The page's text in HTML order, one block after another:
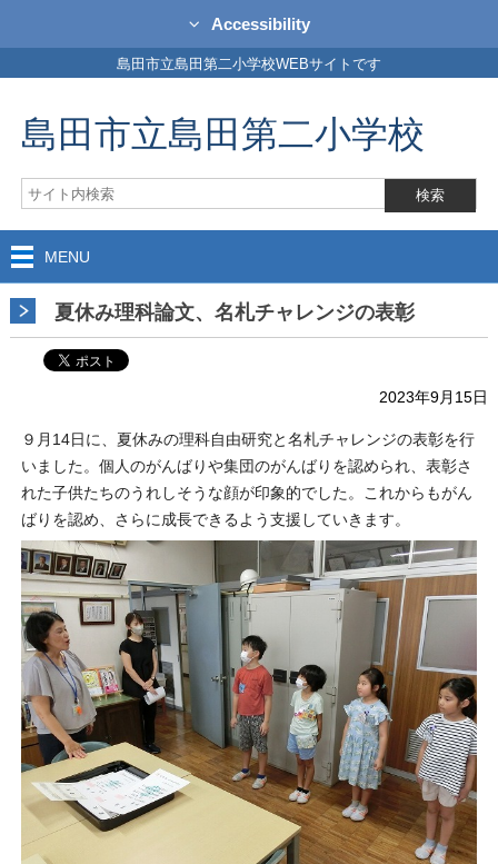
Accessibility
島田市立島田第二小学校WEBサイトです
島田市立島田第二小学校
MENU
夏休み理科論文、名札チャレンジの表彰
2023年9月15日
９月14日に、夏休みの理科自由研究と名札チャレンジの表彰を行
いました。個人のがんばりや集団のがんばりを認められ、表彰さ
れた子供たちのうれしそうな顔が印象的でした。これからもがん
ばりを認め、さらに成長できるよう支援していきます。